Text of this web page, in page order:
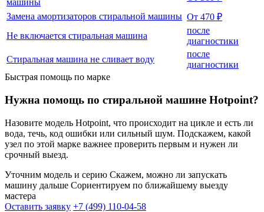
машины
Замена амортизаторов стиральной машины От 470 ₽
Не включается стиральная машина
после
диагностики
Стиральная машина не сливает воду
после
диагностики
Быстрая помощь по марке
Нужна помощь по стиральной машине Hotpoint?
Назовите модель Hotpoint, что происходит на цикле и есть ли
вода, течь, код ошибки или сильный шум. Подскажем, какой
узел по этой марке важнее проверить первым и нужен ли
срочный выезд.
Уточним модель и серию Скажем, можно ли запускать
машину дальше Сориентируем по ближайшему выезду
мастера
Оставить заявку +7 (499) 110-04-58